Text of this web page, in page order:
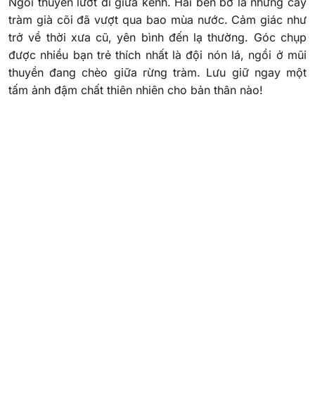
tràm già cõi đã vượt qua bao mùa nước. Cảm giác như
trở về thời xưa cũ, yên bình đến lạ thường. Góc chụp
được nhiều bạn trẻ thích nhất là đội nón lá, ngồi ở mũi
thuyền đang chèo giữa rừng tràm. Lưu giữ ngay một
tấm ảnh đậm chất thiên nhiên cho bản thân nào!